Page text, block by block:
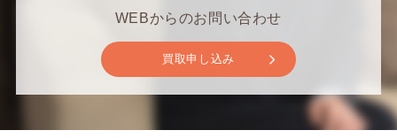
WEBからのお問い合わせ
買取申し込み